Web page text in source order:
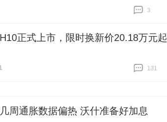
3
正式上市，限时换新价20.18万元起
131
周通胀数据偏热 沃什准备好加息